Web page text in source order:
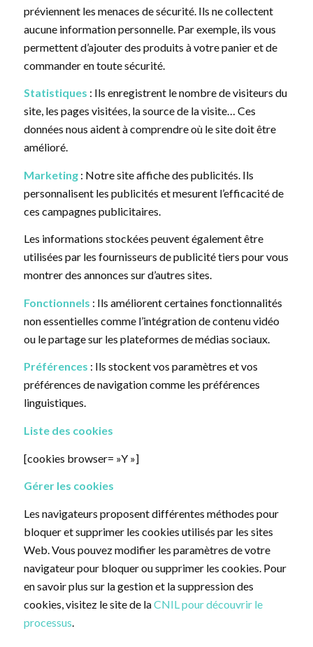
préviennent les menaces de sécurité. Ils ne collectent
aucune information personnelle. Par exemple, ils vous
permettent d’ajouter des produits à votre panier et de
commander en toute sécurité.
Statistiques : Ils enregistrent le nombre de visiteurs du
site, les pages visitées, la source de la visite… Ces
données nous aident à comprendre où le site doit être
amélioré.
Marketing: Notre site affiche des publicités. Ils
personnalisent les publicités et mesurent l’efficacité de
ces campagnes publicitaires.
Les informations stockées peuvent également être
utilisées par les fournisseurs de publicité tiers pour vous
montrer des annonces sur d’autres sites.
Fonctionnels : Ils améliorent certaines fonctionnalités
non essentielles comme l’intégration de contenu vidéo
ou le partage sur les plateformes de médias sociaux.
Préférences : Ils stockent vos paramètres et vos
préférences de navigation comme les préférences
linguistiques.
Liste des cookies
[cookies browser= »Y »]
Gérer les cookies
Les navigateurs proposent différentes méthodes pour
bloquer et supprimer les cookies utilisés par les sites
Web. Vous pouvez modifier les paramètres de votre
navigateur pour bloquer ou supprimer les cookies. Pour
en savoir plus sur la gestion et la suppression des
cookies, visitez le site de laCNIL pour découvrir le
processus.